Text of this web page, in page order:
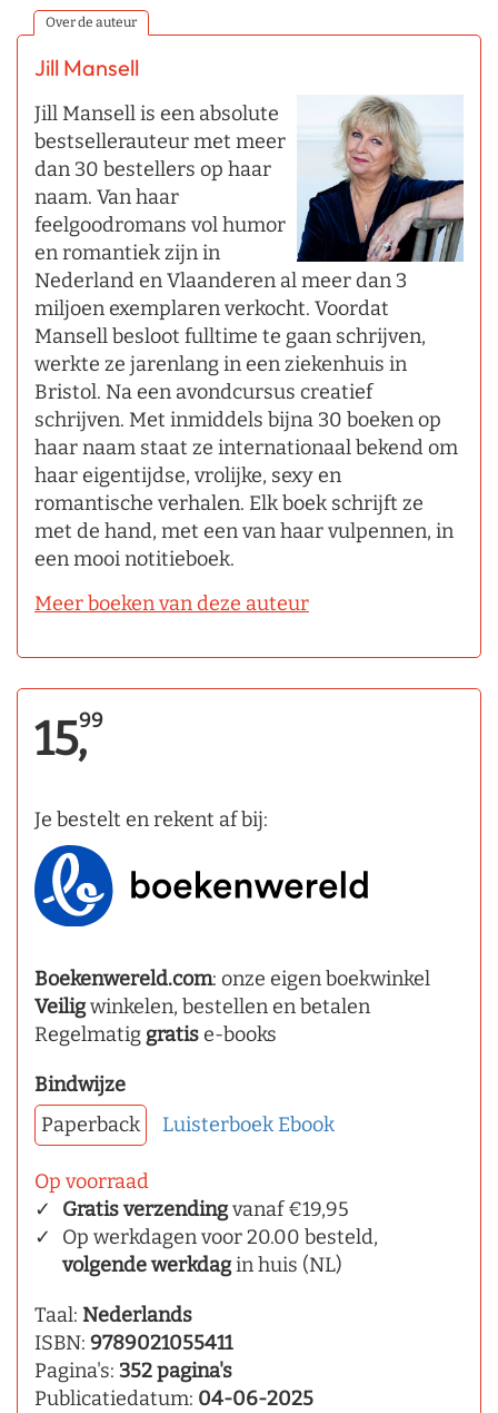
Over de auteur
Jill Mansell
Jill Mansell is een absolute
bestsellerauteur met meer
dan 30 bestellers op haar
naam. Van haar
feelgoodromans vol humor
en romantiek zijn in
Nederland en Vlaanderen al meer dan 3
miljoen exemplaren verkocht. Voordat
Mansell besloot fulltime te gaan schrijven,
werkte ze jarenlang in een ziekenhuis in
Bristol. Na een avondcursus creatief
schrijven. Met inmiddels bijna 30 boeken op
haar naam staat ze internationaal bekend om
haar eigentijdse, vrolijke, sexy en
romantische verhalen. Elk boek schrijft ze
met de hand, met een van haar vulpennen, in
een mooi notitieboek.
Meer boeken van deze auteur
15,99
Je bestelt en rekent af bij:
Boekenwereld.com: onze eigen boekwinkel
Veiligwinkelen, bestellen en betalen
Regelmatig gratise-books
Bindwijze
Paperback
Luisterboek Ebook
Op voorraad
Gratis verzendingvanaf €19,95
Op werkdagen voor 20.00 besteld,
volgende werkdagin huis (NL)
Taal: Nederlands
ISBN: 9789021055411
Pagina's: 352 pagina's
Publicatiedatum: 04-06-2025